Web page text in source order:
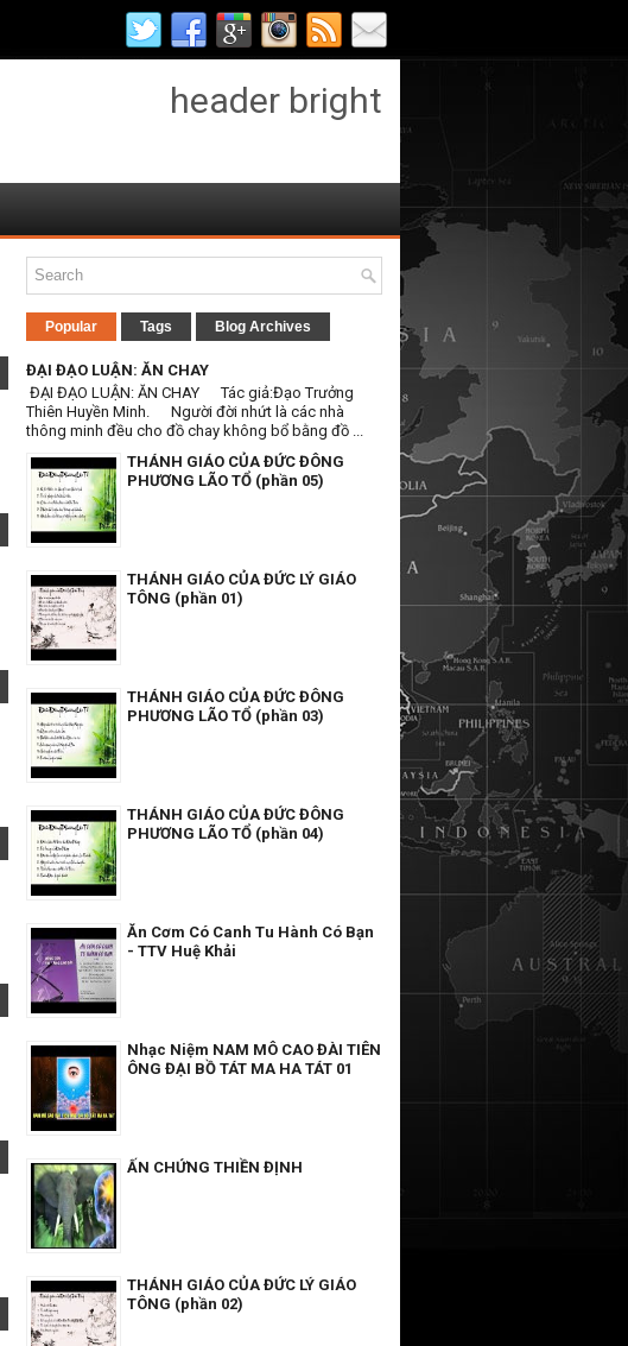
header bright
Popular Tags Blog Archives
ĐẠI ĐẠO LUẬN: ĂN CHAY
ĐẠI ĐẠO LUẬN: ĂN CHAY Tác giả:Đạo Trưởng
Thiên Huyền Minh. Người đời nhứt là các nhà
thông minh đều cho đồ chay không bổ bằng đồ ...
THÁNH GIÁO CỦA ĐỨC ĐÔNG
PHƯƠNG LÃO TỔ (phần 05)
THÁNH GIÁO CỦA ĐỨC LÝ GIÁO
TÔNG (phần 01)
THÁNH GIÁO CỦA ĐỨC ĐÔNG
PHƯƠNG LÃO TỔ (phần 03)
THÁNH GIÁO CỦA ĐỨC ĐÔNG
PHƯƠNG LÃO TỔ (phần 04)
Ăn Cơm Có Canh Tu Hành Có Bạn
- TTV Huệ Khải
Nhạc Niệm NAM MÔ CAO ĐÀI TIÊN
ÔNG ĐẠI BỒ TÁT MA HA TÁT 01
ẤN CHỨNG THIỀN ĐỊNH
THÁNH GIÁO CỦA ĐỨC LÝ GIÁO
TÔNG (phần 02)